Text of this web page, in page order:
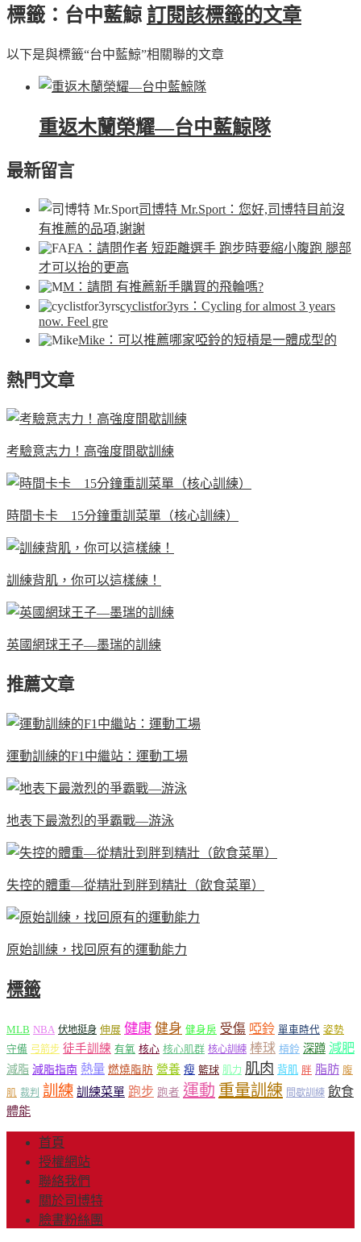
標籤：台中藍鯨 訂閱該標籤的文章
以下是與標籤“台中藍鯨”相關聯的文章
重返木蘭榮耀—台中藍鯨隊
最新留言
司博特 Mr.Sport ：您好,司博特目前沒
有推薦的品項,謝謝
FA ：請問作者 短距離選手 跑步時要縮小腹跑 腿部
才可以抬的更高
M ：請問 有推薦新手購買的飛輪嗎?
cyclistfor3yrs ：Cycling for almost 3 years
now. Feel gre
Mike ：可以推薦哪家啞鈴的短槓是一體成型的
熱門文章
考驗意志力！高強度間歇訓練
時間卡卡 15分鐘重訓菜單（核心訓練）
訓練背肌，你可以這樣練！
英國網球王子—墨瑞的訓練
推薦文章
運動訓練的F1中繼站：運動工場
地表下最激烈的爭霸戰—游泳
失控的體重—從精壯到胖到精壯（飲食菜單）
原始訓練，找回原有的運動能力
標籤
MLB NBA 伏地挺身 伸展 健康 健身 健身房 受傷 啞鈴 單車時代 姿勢
守備 弓箭步 徒手訓練 有氧 核心 核心肌群 核心訓練 棒球 槓鈴 深蹲 減肥
減脂 減脂指南 熱量 燃燒脂肪 營養 瘦 籃球 肌力 肌肉 背肌 胖 脂肪 腹
肌 裁判 訓練 訓練菜單 跑步 跑者 運動 重量訓練 間歇訓練 飲食
體能
首頁
授權網站
聯絡我們
關於司博特
臉書粉絲團